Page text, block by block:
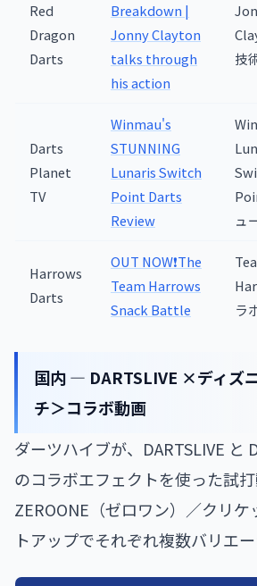
Red
Dragon
Darts
Breakdown |
Jonny Clayton
talks through
his action
技
Darts
Planet
TV
Winmau's
STUNNING
Lunaris Switch
Point Darts
Review
ュ
Harrows
Darts
OUT NOW❗The
Team Harrows
Snack Battle
ラ
国内 — DARTSLIVE ×ディズ
チ＞コラボ動画
ダーツハイブが、DARTSLIVE と
のコラボエフェクトを使った試打
ZEROONE（ゼロワン）／クリ
トアップでそれぞれ複数バリエー